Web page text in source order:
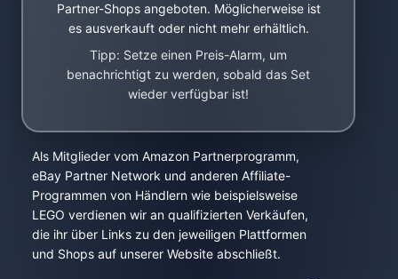
Partner-Shops angeboten. Möglicherweise ist
es ausverkauft oder nicht mehr erhältlich.
Tipp: Setze einen Preis-Alarm, um
benachrichtigt zu werden, sobald das Set
wieder verfügbar ist!
Als Mitglieder vom Amazon Partnerprogramm,
eBay Partner Network und anderen Affiliate-
Programmen von Händlern wie beispielsweise
LEGO verdienen wir an qualifizierten Verkäufen,
die ihr über Links zu den jeweiligen Plattformen
und Shops auf unserer Website abschließt.